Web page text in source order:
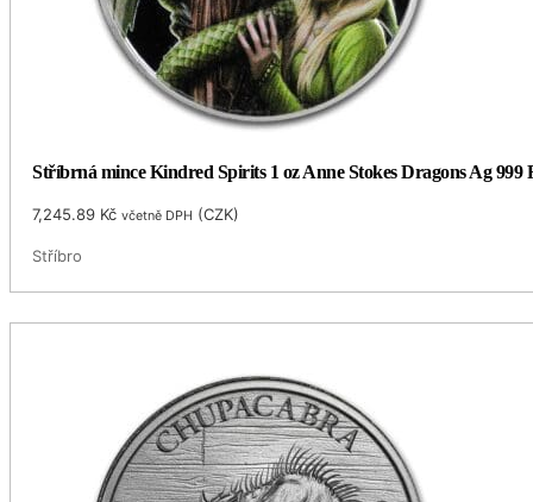
Stříbrná mince Kindred Spirits 1 oz Anne Stokes Dragons Ag 999
7,245.89 Kč včetně DPH (CZK)
Stříbro